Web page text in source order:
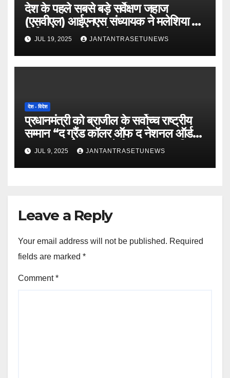
देश के पहले सबसे बड़े सर्वेक्षण जहाज
(एसवीएल) आईएनएस संध्यायक ने मलेशिया के
पोर्ट क्लैंग का किया दौरा
JUL 19, 2025 JANTANTRASETUNEWS
देश - विदेश
प्रधानमंत्री को ब्राजील के सर्वोच्च राष्ट्रीय
सम्मान “द ग्रैंड कॉलर ऑफ द नेशनल ऑर्डर
ऑफ द सदर्न क्रॉस” से किया गया सम्मानित
JUL 9, 2025 JANTANTRASETUNEWS
Leave a Reply
Your email address will not be published. Required
fields are marked *
Comment*